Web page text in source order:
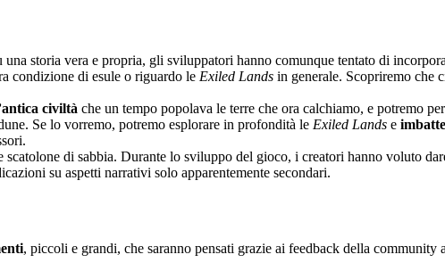
storia vera e propria, gli sviluppatori hanno comunque tentato di
condizione di esule o riguardo le Exiled Lands in generale. Scopriremo che
civiltà che un tempo popolava le terre che ora calchiamo, e potremo
Se lo vorremo, potremo esplorare in profondità le Exiled Lands e
di sabbia. Durante lo sviluppo del gioco, i creatori hanno voluto
su aspetti narrativi solo apparentemente secondari.
, piccoli e grandi, che saranno pensati grazie ai feedback della